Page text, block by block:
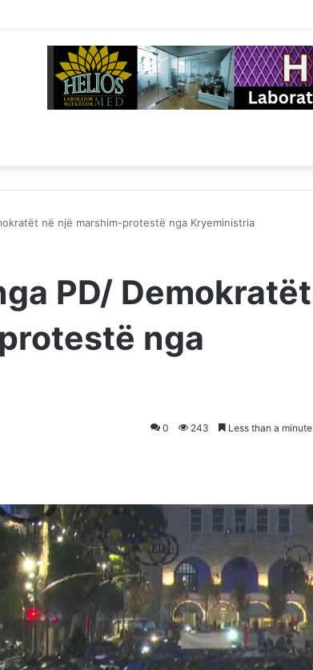
në një marshim-protestë nga Kryeministria
PD/ Demokratët
nga
0 243 Less than a minute